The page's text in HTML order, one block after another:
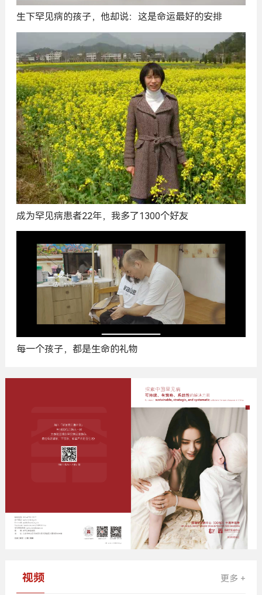
生下罕见病的孩子，他却说：这是命运最好的安排
成为罕见病患者22年，我多了1300个好友
每一个孩子，都是生命的礼物
视频 更多 +